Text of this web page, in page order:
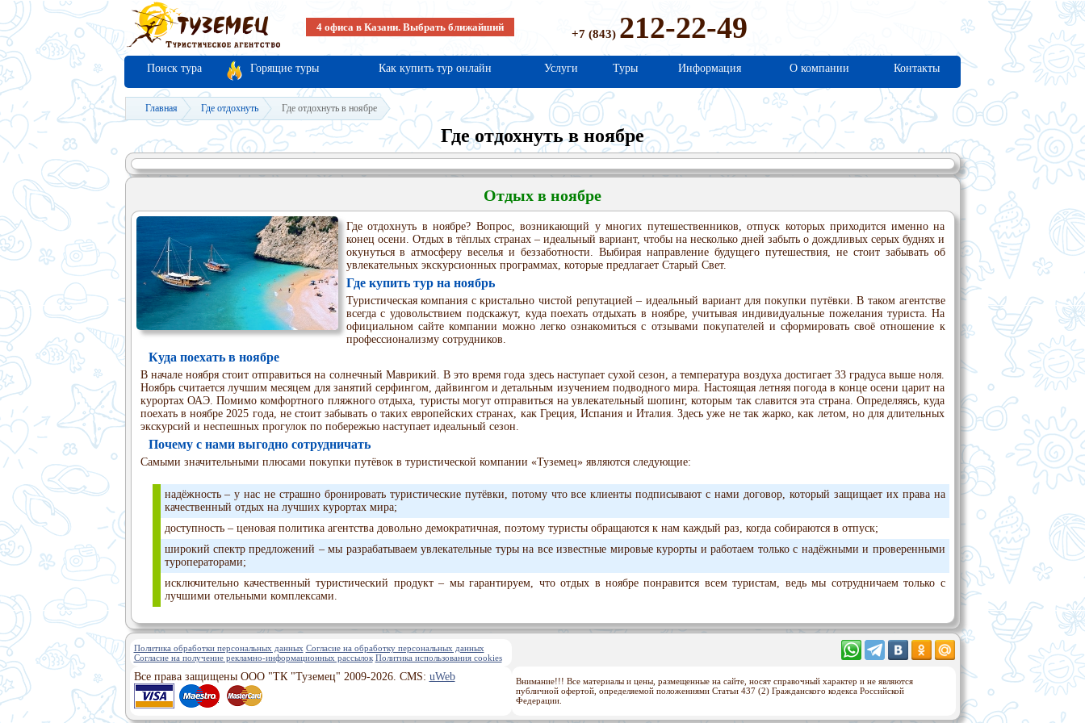
4 офиса в Казани. Выбрать ближайший
+7 (843) 212-22-49
Поиск тура Горящие туры Как купить тур онлайн Услуги Туры Информация О компании Контакты
Главная Где отдохнуть Где отдохнуть в ноябре
Где отдохнуть в ноябре
Отдых в ноябре
Где отдохнуть в ноябре? Вопрос, возникающий у многих путешественников, отпуск которых приходится именно на
конец осени. Отдых в тёплых странах – идеальный вариант, чтобы на несколько дней забыть о дождливых серых буднях и
окунуться в атмосферу веселья и беззаботности. Выбирая направление будущего путешествия, не стоит забывать об
увлекательных экскурсионных программах, которые предлагает Старый Свет.
Где купить тур на ноябрь
Туристическая компания с кристально чистой репутацией – идеальный вариант для покупки путёвки. В таком агентстве
всегда с удовольствием подскажут, куда поехать отдыхать в ноябре, учитывая индивидуальные пожелания туриста. На
официальном сайте компании можно легко ознакомиться с отзывами покупателей и сформировать своё отношение к
профессионализму сотрудников.
Куда поехать в ноябре
В начале ноября стоит отправиться на солнечный Маврикий. В это время года здесь наступает сухой сезон, а температура воздуха достигает 33 градуса выше ноля.
Ноябрь считается лучшим месяцем для занятий серфингом, дайвингом и детальным изучением подводного мира. Настоящая летняя погода в конце осени царит на
курортах ОАЭ. Помимо комфортного пляжного отдыха, туристы могут отправиться на увлекательный шопинг, которым так славится эта страна. Определяясь, куда
поехать в ноябре 2025 года, не стоит забывать о таких европейских странах, как Греция, Испания и Италия. Здесь уже не так жарко, как летом, но для длительных
экскурсий и неспешных прогулок по побережью наступает идеальный сезон.
Почему с нами выгодно сотрудничать
Самыми значительными плюсами покупки путёвок в туристической компании «Туземец» являются следующие:
надёжность – у нас не страшно бронировать туристические путёвки, потому что все клиенты подписывают с нами договор, который защищает их права на
качественный отдых на лучших курортах мира;
доступность – ценовая политика агентства довольно демократичная, поэтому туристы обращаются к нам каждый раз, когда собираются в отпуск;
широкий спектр предложений – мы разрабатываем увлекательные туры на все известные мировые курорты и работаем только с надёжными и проверенными
туроператорами;
исключительно качественный туристический продукт – мы гарантируем, что отдых в ноябре понравится всем туристам, ведь мы сотрудничаем только с
лучшими отельными комплексами.
Политика обработки персональных данных Согласие на обработку персональных данных
Согласие на получение рекламно-информационных рассылок Политика использования cookies
Все права защищены ООО "ТК "Туземец" 2009-2026. CMS: uWeb
Внимание!!! Все материалы и цены, размещенные на сайте, носят справочный характер и не являются
публичной офертой, определяемой положениями Статьи 437 (2) Гражданского кодекса Российской
Федерации.